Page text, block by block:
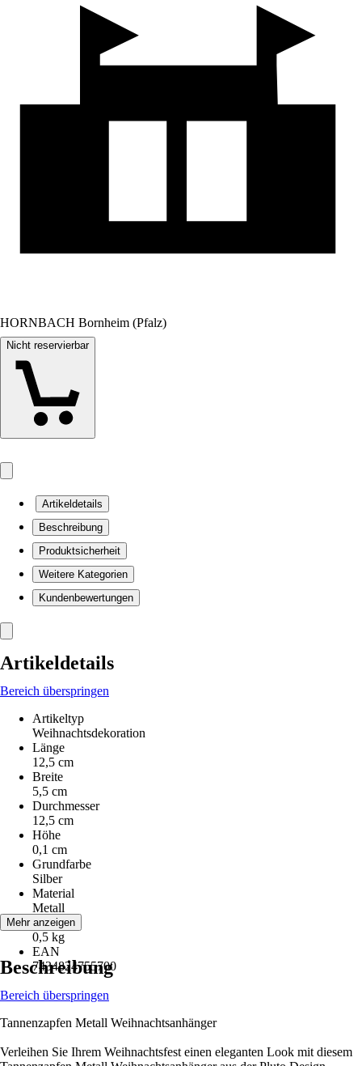
HORNBACH Bornheim (Pfalz)
Nicht reservierbar
Artikeldetails
Beschreibung
Produktsicherheit
Weitere Kategorien
Kundenbewertungen
Artikeldetails
Bereich überspringen
Artikeltyp
Weihnachtsdekoration
Länge
12,5 cm
Breite
5,5 cm
Durchmesser
12,5 cm
Höhe
0,1 cm
Grundfarbe
Silber
Material
Metall
Gewicht
0,5 kg
EAN
7434824755700
Mehr anzeigen
Beschreibung
Bereich überspringen
Tannenzapfen Metall Weihnachtsanhänger
Verleihen Sie Ihrem Weihnachtsfest einen eleganten Look mit diesem